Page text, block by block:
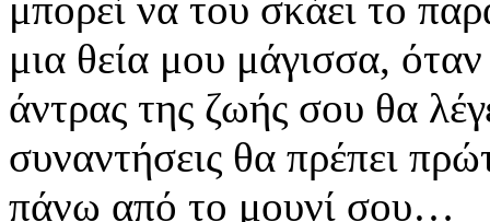
μια θεία μου μάγισσα,
άντρας της ζωής σου θα
συναντήσεις θα πρέπει
πάνω από το μουνί σου…